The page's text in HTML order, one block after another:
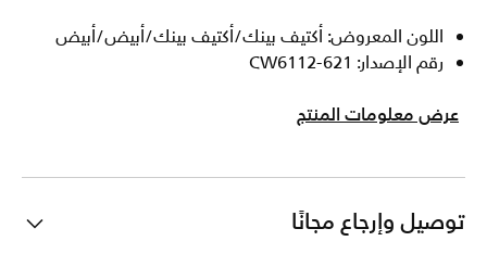
اللون المعروض: أكتيف بينك/أكتيف بينك/أبيض/أبيض
رقم الإصدار: CW6112-621
عرض معلومات المنتج
توصيل وإرجاع مجانًا